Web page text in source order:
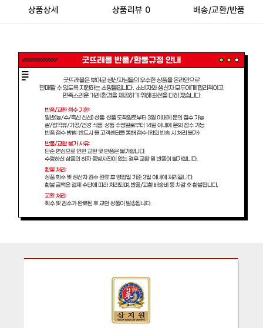
상품상세 상품리뷰 0 배송/교환/반품